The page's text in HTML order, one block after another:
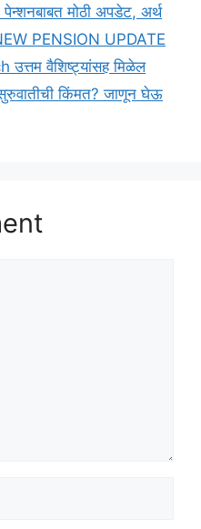
पेन्शनबाबत मोठी अपडेट, अर्थ
PENSION UPDATE
वैशिष्ट्यांसह मिळेल
किंमत? जाणून घेऊ